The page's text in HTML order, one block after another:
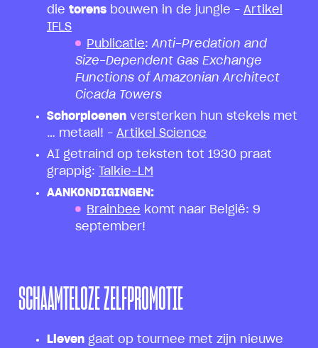
die torens bouwen in de jungle – Artikel
IFLS
Publicatie: Anti-Predation and
Size-Dependent Gas Exchange
Functions of Amazonian Architect
Cicada Towers
Schorpioenen versterken hun stekels met
… metaal! – Artikel Science
AI getraind op teksten tot 1930 praat
grappig: Talkie-LM
AANKONDIGINGEN:
Brainbee komt naar België: 9
september!
SCHAAMTELOZE ZELFPROMOTIE
Lieven gaat op tournee met zijn nieuwe